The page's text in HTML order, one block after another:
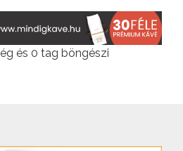
és 0 tag böngészi